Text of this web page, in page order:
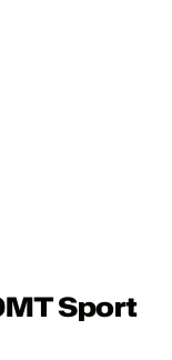
Sport